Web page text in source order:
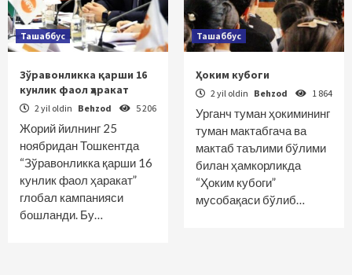
Ташаббус
Зўравонликка қарши 16
кунлик фаол ҳаракат
2 yil oldin Behzod 5 206
Жорий йилнинг 25
ноябридан Тошкентда
“Зўравонликка қарши 16
кунлик фаол ҳаракат”
глобал кампанияси
бошланди. Бу…
Ташаббус
Ҳоким кубоги
2 yil oldin Behzod 1 864
Урганч туман ҳокимининг
туман мактабгача ва
мактаб таълими бўлими
билан ҳамкорликда
“Ҳоким кубоги”
мусобақаси бўлиб…